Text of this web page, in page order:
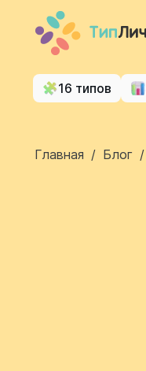
16 типов
Главная / Блог /